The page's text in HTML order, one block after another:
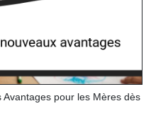
pour les Mères dès